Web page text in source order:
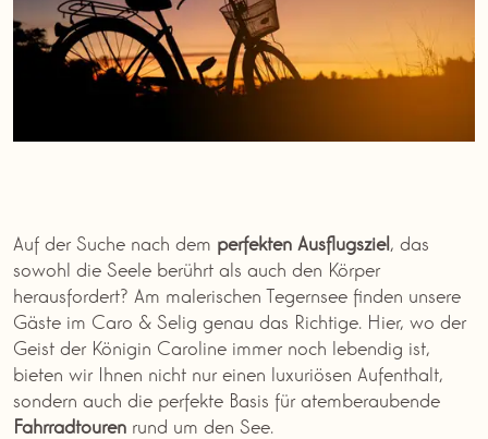
Auf der Suche nach dem perfekten Ausflugsziel, das
sowohl die Seele berührt als auch den Körper
herausfordert? Am malerischen Tegernsee finden unsere
Gäste im Caro & Selig genau das Richtige. Hier, wo der
Geist der Königin Caroline immer noch lebendig ist,
bieten wir Ihnen nicht nur einen luxuriösen Aufenthalt,
sondern auch die perfekte Basis für atemberaubende
Fahrradtouren rund um den See.